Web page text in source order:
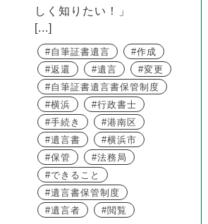
しく知りたい！」
[...]
自筆証書遺言
作成
返還
遺言
変更
自筆証書遺言書保管制度
横浜
行政書士
手続き
港南区
遺言書
横浜市
保管
法務局
できること
遺言書保管制度
遺言者
閲覧